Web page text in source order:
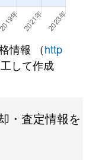
西都城
徒歩
都城
都城
徒歩
情報 （http
して作成
・査定情報を